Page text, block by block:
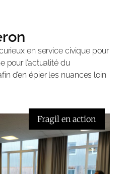
en service civique pour
pour l’actualité du
d’en épier les nuances loin
Fragil en action